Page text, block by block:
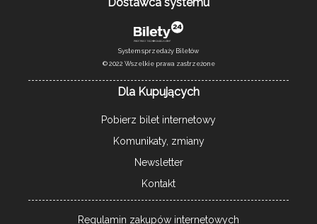
System sprzedaży Biletów
© 2022 Wszelkie prawa zastrzeżone
Dla Kupujących
Pobierz bilet internetowy
Komunikaty, zmiany
Newsletter
Kontakt
Regulamin zakupów internetowych